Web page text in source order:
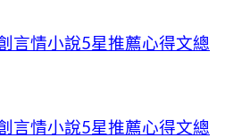
言情小說5星推薦心得文總
言情小說5星推薦心得文總